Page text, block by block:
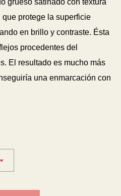
grueso satinado con textura
protege la superficie
en brillo y contraste. Ésta
procedentes del
El resultado es mucho más
una enmarcación con